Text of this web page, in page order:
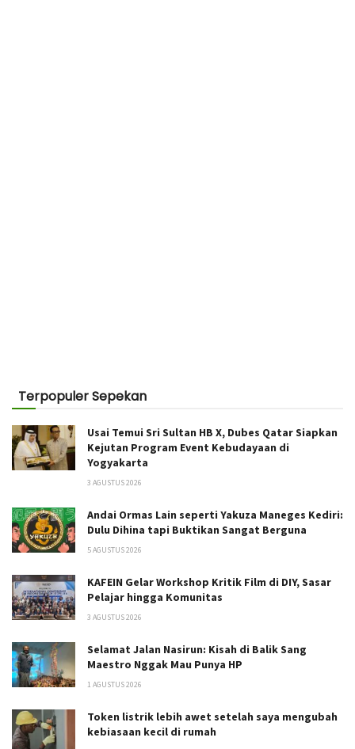
Terpopuler Sepekan
Usai Temui Sri Sultan HB X, Dubes Qatar Siapkan
Kejutan Program Event Kebudayaan di
Yogyakarta
3 AGUSTUS 2026
Andai Ormas Lain seperti Yakuza Maneges Kediri:
Dulu Dihina tapi Buktikan Sangat Berguna
5 AGUSTUS 2026
KAFEIN Gelar Workshop Kritik Film di DIY, Sasar
Pelajar hingga Komunitas
3 AGUSTUS 2026
Selamat Jalan Nasirun: Kisah di Balik Sang
Maestro Nggak Mau Punya HP
1 AGUSTUS 2026
Token listrik lebih awet setelah saya mengubah
kebiasaan kecil di rumah